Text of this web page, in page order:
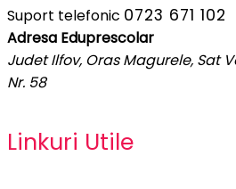
Suport telefonic 0723 671 102
Adresa Eduprescolar
Judet Ilfov, Oras Magurele, Sat
Nr. 58
Linkuri Utile